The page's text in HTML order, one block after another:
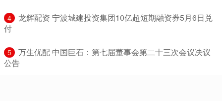
4
​龙辉配资 宁波城建投资集团10亿超短期融资券5月6日兑
付
5
​万生优配 中国巨石：第七届董事会第二十三次会议决议
公告